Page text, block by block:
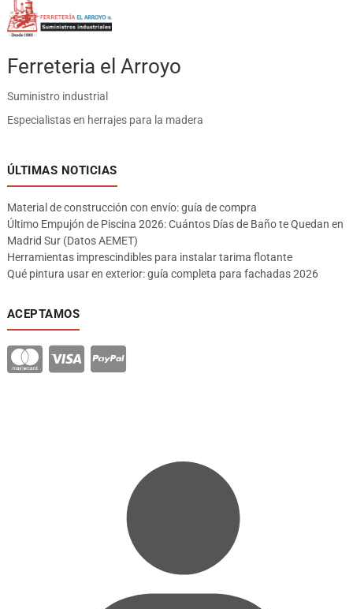
Ferreteria el Arroyo
Suministro industrial
Especialistas en herrajes para la madera
ÚLTIMAS NOTICIAS
Material de construcción con envío: guía de compra
Último Empujón de Piscina 2026: Cuántos Días de Baño te Quedan en
Madrid Sur (Datos AEMET)
Herramientas imprescindibles para instalar tarima flotante
Qué pintura usar en exterior: guía completa para fachadas 2026
ACEPTAMOS